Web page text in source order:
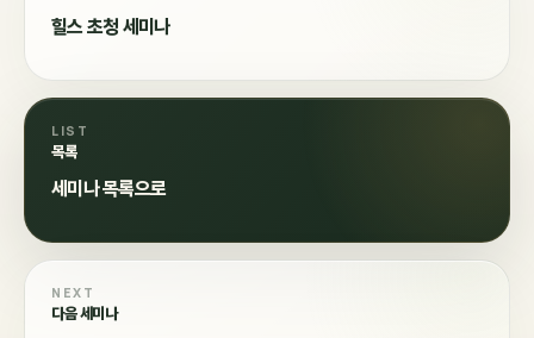
힐스 초청 세미나
LIST
목록
세미나 목록으로
NEXT
다음 세미나